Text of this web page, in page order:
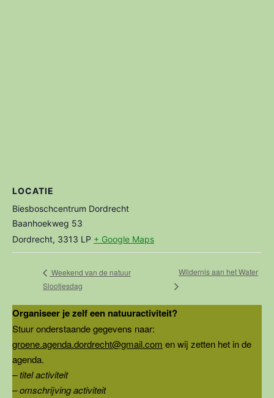
LOCATIE
Biesboschcentrum Dordrecht
Baanhoekweg 53
Dordrecht, 3313 LP + Google Maps
Weekend van de natuur
Slootjesdag
Wildernis aan het Water
Organiseer je zelf een natuuractiviteit?
Stuur onderstaande gegevens naar:
groene.agenda.dordrecht@gmail.com en wij zetten het in de
agenda.
– titel activiteit
– omschrijving activiteit